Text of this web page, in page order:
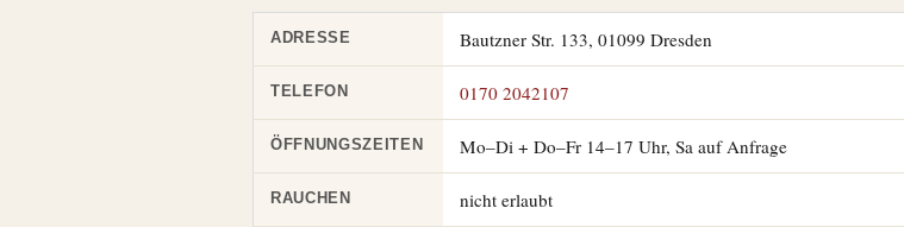
ADRESSE Bautzner Str. 133, 01099 Dresden
TELEFON 0170 2042107
ÖFFNUNGSZEITEN Mo–Di + Do–Fr 14–17 Uhr, Sa auf Anfrage
RAUCHEN nicht erlaubt